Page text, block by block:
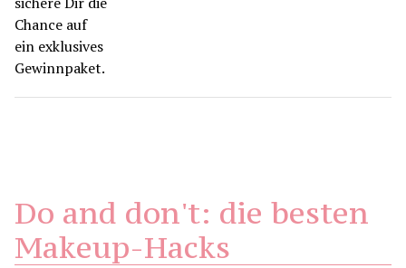
Do and don't: die besten
Makeup-Hacks